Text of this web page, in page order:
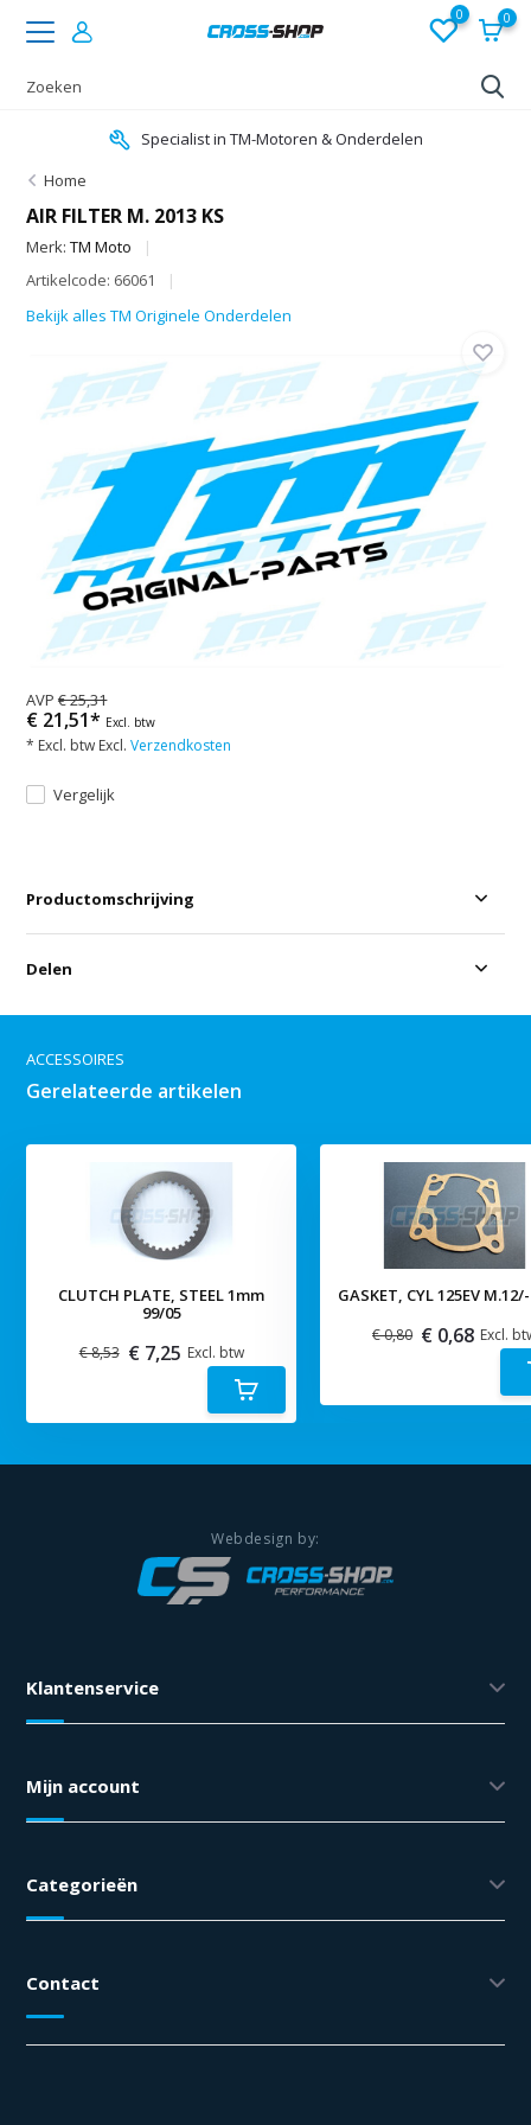
0 0
Specialist in TM-Motoren & Onderdelen
Home
AIR FILTER M. 2013 KS
Merk:TM Moto
Artikelcode: 66061
Bekijk alles TM Originele Onderdelen
AVP€ 25,31
€ 21,51* Excl. btw
* Excl. btw Excl.Verzendkosten
Vergelijk
Productomschrijving
Delen
ACCESSOIRES
Gerelateerde artikelen
CLUTCH PLATE, STEEL 1mm
99/05
€ 8,53 € 7,25 Excl. btw
GASKET, CYL 125EV
€ 0,80 € 0,68 Excl.
Klantenservice
Mijn account
Categorieën
Contact